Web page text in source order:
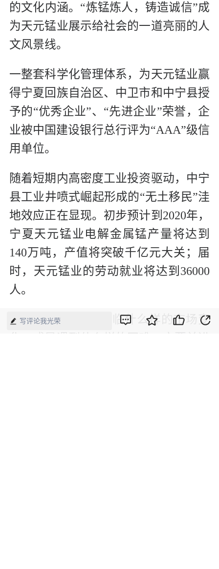
的文化内涵。“炼锰炼人，铸造诚信”成
为天元锰业展示给社会的一道亮丽的人
文风景线。
一整套科学化管理体系，为天元锰业赢
得宁夏回族自治区、中卫市和中宁县授
予的“优秀企业”、“先进企业”荣誉，企
业被中国建设银行总行评为“AAA”级信
用单位。
随着短期内高密度工业投资驱动，中宁
县工业井喷式崛起形成的“无土移民”洼
地效应正在显现。初步预计到2020年，
宁夏天元锰业电解金属锰产量将达到
140万吨，产值将突破千亿元大关；届
时，天元锰业的劳动就业将达到36000
人。
“总之，不管公司面临什么样的市场变
化，或是遇到什么样的困难，它要前进
写评论我光荣